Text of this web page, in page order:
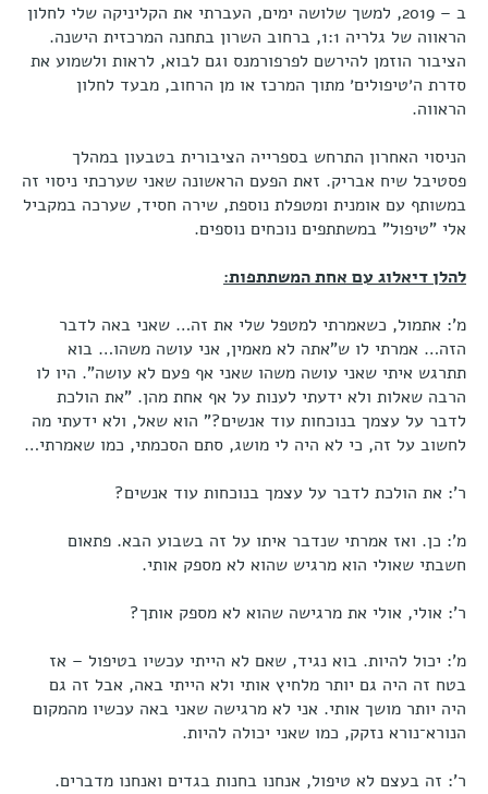
ב – 2019, למשך שלושה ימים, העברתי את הקליניקה שלי לחלון
הראווה של גלריה 1:1, ברחוב השרון בתחנה המרכזית הישנה.
הציבור הוזמן להירשם לפרפורמנס וגם לבוא, לראות ולשמוע את
סדרת ה׳טיפולים׳ מתוך המרכז או מן הרחוב, מבעד לחלון
הראווה.
הניסוי האחרון התרחש בספרייה הציבורית בטבעון במהלך
פסטיבל שיח אבריק. זאת הפעם הראשונה שאני שערכתי ניסוי זה
במשותף עם אומנית ומטפלת נוספת, שירה חסיד, שערכה במקביל
אלי "טיפול" במשתתפים נוכחים נוספים.
להלן דיאלוג עם אחת המשתתפות:
מ': אתמול, כשאמרתי למטפל שלי את זה… שאני באה לדבר
הזה… אמרתי לו ש"אתה לא מאמין, אני עושה משהו… בוא
תתרגש איתי שאני עושה משהו שאני אף פעם לא עושה". היו לו
הרבה שאלות ולא ידעתי לענות על אף אחת מהן. "את הולכת
לדבר על עצמך בנוכחות עוד אנשים?" הוא שאל, ולא ידעתי מה
לחשוב על זה, כי לא היה לי מושג, סתם הסכמתי, כמו שאמרתי…
ר': את הולכת לדבר על עצמך בנוכחות עוד אנשים?
מ': כן. ואז אמרתי שנדבר איתו על זה בשבוע הבא. פתאום
חשבתי שאולי הוא מרגיש שהוא לא מספק אותי.
ר': אולי, אולי את מרגישה שהוא לא מספק אותך?
מ': יכול להיות. בוא נגיד, שאם לא הייתי עכשיו בטיפול – אז
בטח זה היה גם יותר מלחיץ אותי ולא הייתי באה, אבל זה גם
היה יותר מושך אותי. אני לא מרגישה שאני באה עכשיו מהמקום
הנורא־נורא נזקק, כמו שאני יכולה להיות.
ר': זה בעצם לא טיפול, אנחנו בחנות בגדים ואנחנו מדברים.